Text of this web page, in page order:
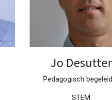
Jo Desutter
Pedagogisch
STEM